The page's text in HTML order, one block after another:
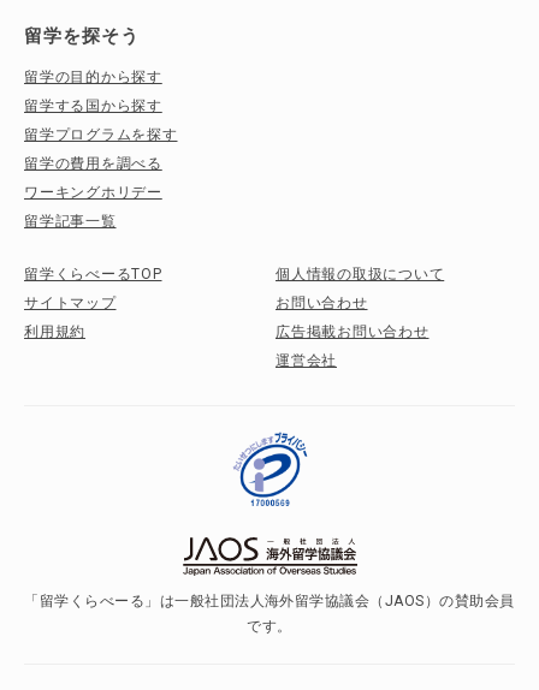
留学を探そう
留学の目的から探す
留学する国から探す
留学プログラムを探す
留学の費用を調べる
ワーキングホリデー
留学記事一覧
留学くらべーるTOP
サイトマップ
利用規約
個人情報の取扱について
お問い合わせ
広告掲載お問い合わせ
運営会社
「留学くらべーる」は一般社団法人海外留学協議会（JAOS）の賛助会員
です。